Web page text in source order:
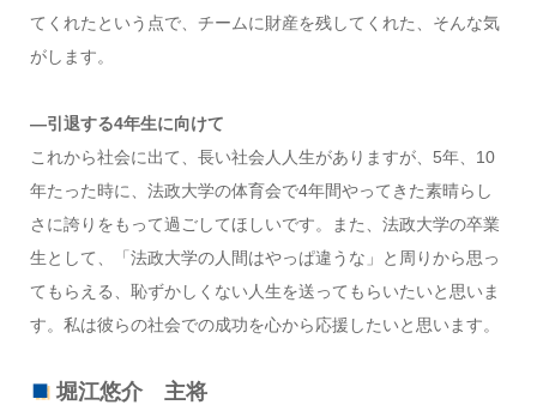
てくれたという点で、チームに財産を残してくれた、そんな気
がします。
―引退する4年生に向けて
これから社会に出て、長い社会人人生がありますが、5年、10
年たった時に、法政大学の体育会で4年間やってきた素晴らし
さに誇りをもって過ごしてほしいです。また、法政大学の卒業
生として、「法政大学の人間はやっぱ違うな」と周りから思っ
てもらえる、恥ずかしくない人生を送ってもらいたいと思いま
す。私は彼らの社会での成功を心から応援したいと思います。
堀江悠介 主将